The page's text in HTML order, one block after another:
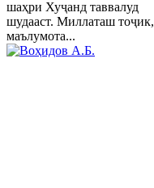
шаҳри Хуҷанд таввалуд
шудааст. Миллаташ тоҷик,
маълумота...